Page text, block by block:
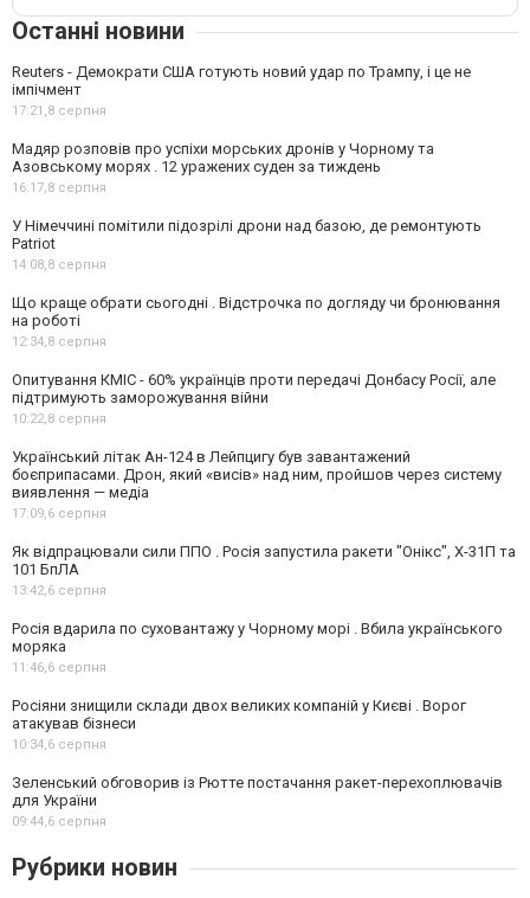
Останні новини
Reuters - Демократи США готують новий удар по Трампу, і це не
імпічмент
17:21,8 серпня
Мадяр розповів про успіхи морських дронів у Чорному та
Азовському морях . 12 уражених суден за тиждень
16:17,8 серпня
У Німеччині помітили підозрілі дрони над базою, де ремонтують
Patriot
14:08,8 серпня
Що краще обрати сьогодні . Відстрочка по догляду чи бронювання
на роботі
12:34,8 серпня
Опитування КМІС - 60% українців проти передачі Донбасу Росії, але
підтримують заморожування війни
10:22,8 серпня
Український літак Ан-124 в Лейпцигу був завантажений
боєприпасами. Дрон, який «висів» над ним, пройшов через систему
виявлення — медіа
17:09,6 серпня
Як відпрацювали сили ППО . Росія запустила ракети "Онікс", Х-31П та
101 БпЛА
13:42,6 серпня
Росія вдарила по суховантажу у Чорному морі . Вбила українського
моряка
11:46,6 серпня
Росіяни знищили склади двох великих компаній у Києві . Ворог
атакував бізнеси
10:34,6 серпня
Зеленський обговорив із Рютте постачання ракет-перехоплювачів
для України
09:44,6 серпня
Рубрики новин